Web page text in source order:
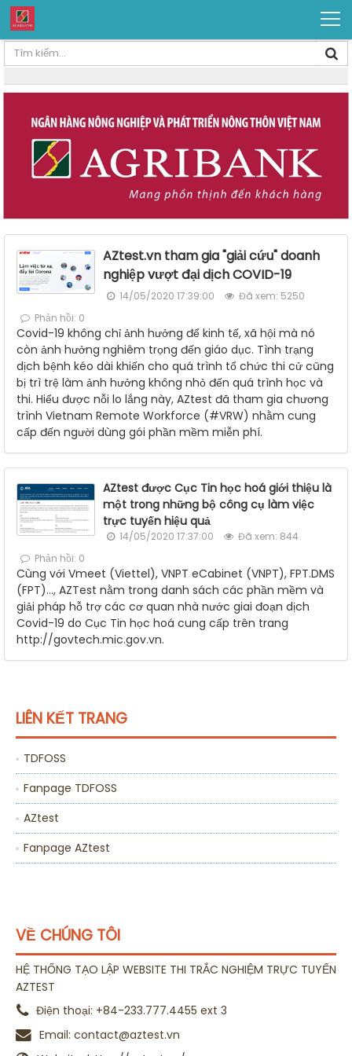
AZtest.vn tham gia "giải cứu" doanh
nghiệp vượt đại dịch COVID-19
14/05/2020 17:39:00
Đã xem: 5250
Phản hồi: 0
Covid-19 không chỉ ảnh hưởng để kinh tế, xã hội mà nó
còn ảnh hưởng nghiêm trọng đến giáo dục. Tình trạng
dịch bệnh kéo dài khiến cho quá trình tổ chức thi cử cũng
bị trì trệ làm ảnh hưởng không nhỏ đến quá trình học và
thi. Hiểu được nỗi lo lắng này, AZtest đã tham gia chương
trình Vietnam Remote Workforce (#VRW) nhằm cung
cấp đến người dùng gói phần mềm miễn phí.
AZtest được Cục Tin học hoá giới thiệu là
một trong những bộ công cụ làm việc
trực tuyến hiệu quả
14/05/2020 17:37:00
Đã xem: 844
Phản hồi: 0
Cùng với Vmeet (Viettel), VNPT eCabinet (VNPT), FPT.DMS
(FPT)..., AZTest nằm trong danh sách các phần mềm và
giải pháp hỗ trợ các cơ quan nhà nước giai đoạn dịch
Covid-19 do Cục Tin học hoá cung cấp trên trang
http://govtech.mic.gov.vn.
LIÊN KẾT TRANG
TDFOSS
Fanpage TDFOSS
AZtest
Fanpage AZtest
VỀ CHÚNG TÔI
HỆ THỐNG TẠO LẬP WEBSITE THI TRẮC NGHIỆM TRỰC TUYẾN
AZTEST
Điện thoại: +84-233.777.4455 ext 3
Email: contact@aztest.vn